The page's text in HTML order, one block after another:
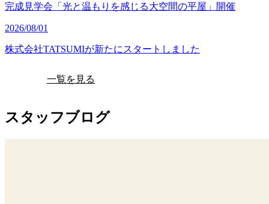
完成見学会「光と温もりを感じる大空間の平屋」開催
2026/08/01
株式会社TATSUMIが新たにスタートしました
一覧を見る
スタッフブログ